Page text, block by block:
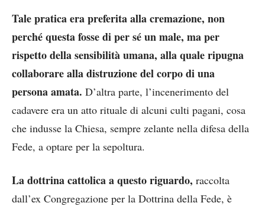
Tale pratica era preferita alla cremazione, non
perché questa fosse di per sé un male, ma per
rispetto della sensibilità umana, alla quale ripugna
collaborare alla distruzione del corpo di una
persona amata. D’altra parte, l’incenerimento del
cadavere era un atto rituale di alcuni culti pagani, cosa
che indusse la Chiesa, sempre zelante nella difesa della
Fede, a optare per la sepoltura.
La dottrina cattolica a questo riguardo, raccolta
dall’ex Congregazione per la Dottrina della Fede, è